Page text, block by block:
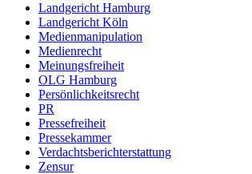
Landgericht Hamburg
Landgericht Köln
Medienmanipulation
Medienrecht
Meinungsfreiheit
OLG Hamburg
Persönlichkeitsrecht
PR
Pressefreiheit
Pressekammer
Verdachtsberichterstattung
Zensur